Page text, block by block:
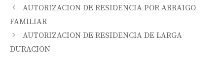
Navegación
de
AUTORIZACION DE RESIDENCIA POR ARRAIGO
FAMILIAR
AUTORIZACION DE RESIDENCIA DE LARGA
DURACION